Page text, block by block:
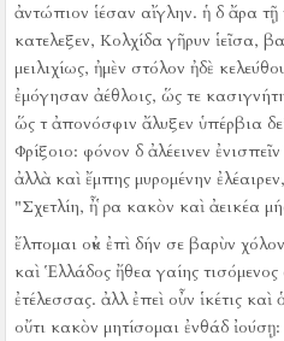
ἀντώπιον ἱέσαν αἴγλην. ἡ δ ἄρα τῇ
κατελεξεν, Κολχίδα γῆρυν ἱεῖσα,
μειλιχίως, ἠμὲν στόλον ἠδὲ
ἐμόγησαν ἀέθλοις, ὥς τε
ὥς τ ἀπονόσφιν ἄλυξεν ὑπέρβια
Φρίξοιο: φόνον δ ἀλέεινεν
ἀλλὰ καὶ ἔμπης μυρομένην
"Σχετλίη, ἦ ῥα κακὸν καὶ ἀεικέα
ἔλπομαι οὐκ ἐπὶ δήν σε βαρὺν
καὶ Ἑλλάδος ἤθεα γαίης
ἐτέλεσσας. ἀλλ ἐπεὶ οὖν ἱκέτις καὶ
οὔτι κακὸν μητίσομαι ἐνθάδ ἰούσῃ: